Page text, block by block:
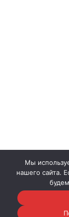
Мы
нашего сайта.